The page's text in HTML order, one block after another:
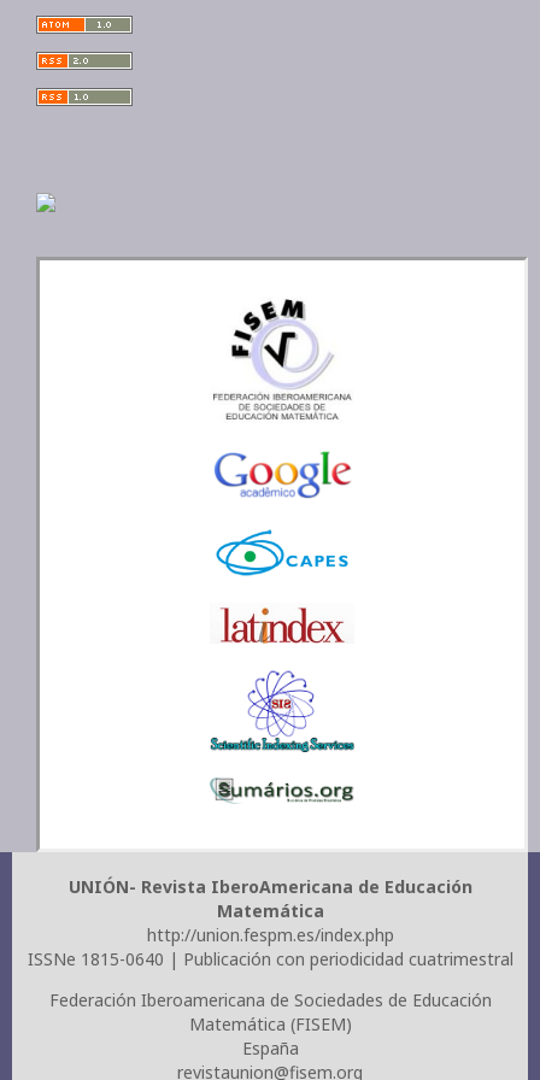
UNIÓN- Revista IberoAmericana de Educación
Matemática
http://union.fespm.es/index.php
ISSNe 1815-0640 | Publicación con periodicidad cuatrimestral
Federación Iberoamericana de Sociedades de Educación
Matemática (FISEM)
España
revistaunion@fisem.org